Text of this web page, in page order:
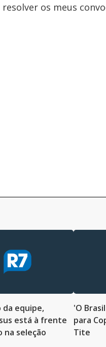
os meus
da equipe,
está à frente
na seleção
'O
para
Tite